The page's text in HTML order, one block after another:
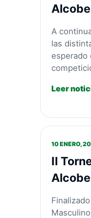
A
las
esperado
Leer
10 ENERO,
II